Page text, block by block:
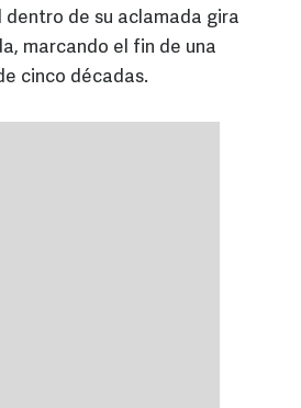
de su aclamada gira
marcando el fin de una
cinco décadas.